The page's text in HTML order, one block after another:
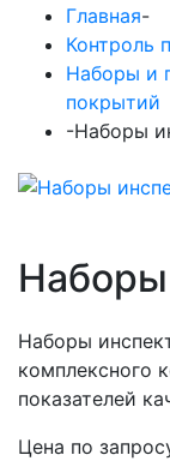
Главная-
Контроль
Наборы и
покрытий
-Наборы
Наборы
Наборы
комплексного
показателей
Цена по